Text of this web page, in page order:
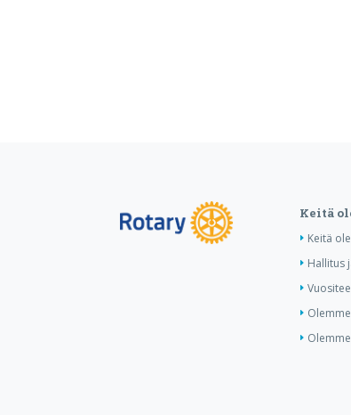
Keitä
Keitä
Hallitus